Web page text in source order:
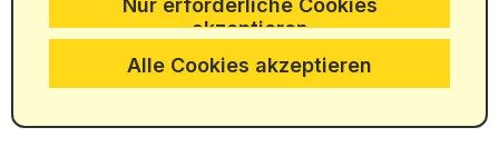
Alle Cookies akzeptieren
Nur erforderliche Cookies
akzeptieren